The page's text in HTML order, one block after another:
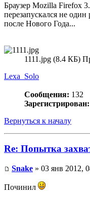
Браузер Mozilla Firefox
перезапускался не
после Нового Года...
1111.jpg (8.4 КБ)
Lexa_Solo
Сообщения: 132
Зарегистрирован:
Вернуться к началу
Re: Попытка
Snake » 03 янв 2012,
Починил